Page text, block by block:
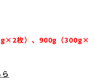
枚）、900g（300g×